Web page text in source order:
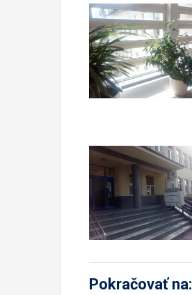
Pokračovať na: